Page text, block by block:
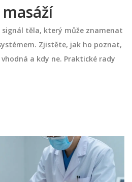
signál těla, který může znamenat
Zjistěte, jak ho poznat,
a kdy ne. Praktické rady